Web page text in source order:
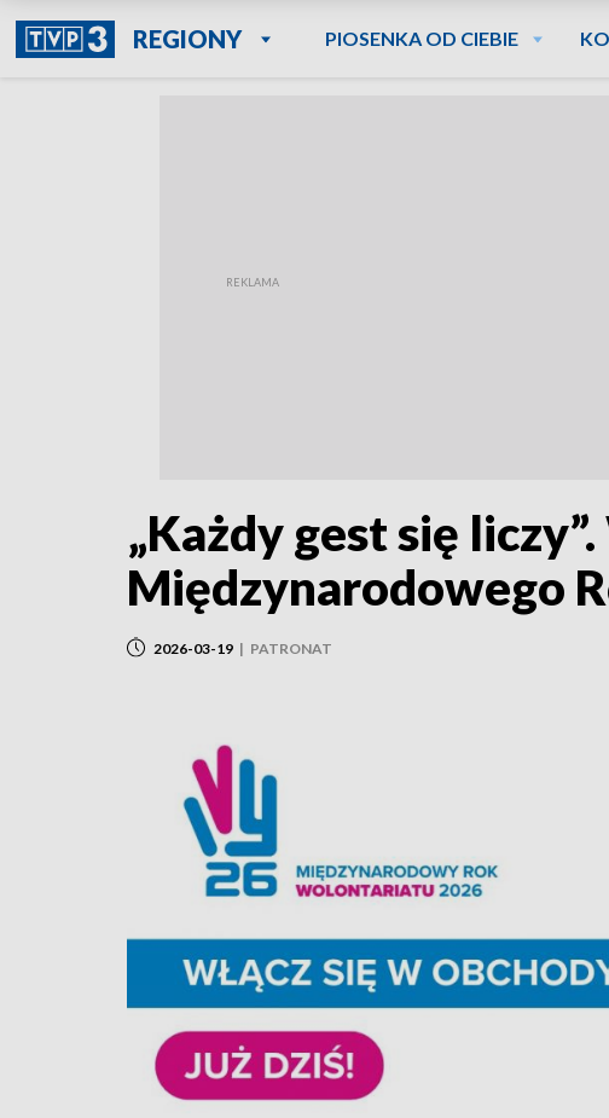
REGIONY PIOSENKA OD CIEBIE
„Każdy gest się
Międzynarodowego
2026-03-19 | PATRONAT